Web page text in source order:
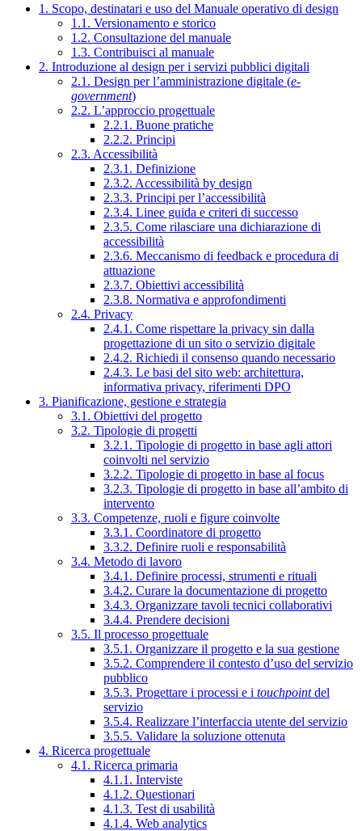
1. Scopo, destinatari e uso del Manuale operativo di design
1.1. Versionamento e storico
1.2. Consultazione del manuale
1.3. Contribuisci al manuale
2. Introduzione al design per i servizi pubblici digitali
2.1. Design per l’amministrazione digitale (e-
government)
2.2. L’approccio progettuale
2.2.1. Buone pratiche
2.2.2. Principi
2.3. Accessibilità
2.3.1. Definizione
2.3.2. Accessibilità by design
2.3.3. Principi per l’accessibilità
2.3.4. Linee guida e criteri di successo
2.3.5. Come rilasciare una dichiarazione di
accessibilità
2.3.6. Meccanismo di feedback e procedura di
attuazione
2.3.7. Obiettivi accessibilità
2.3.8. Normativa e approfondimenti
2.4. Privacy
2.4.1. Come rispettare la privacy sin dalla
progettazione di un sito o servizio digitale
2.4.2. Richiedi il consenso quando necessario
2.4.3. Le basi del sito web: architettura,
informativa privacy, riferimenti DPO
3. Pianificazione, gestione e strategia
3.1. Obiettivi del progetto
3.2. Tipologie di progetti
3.2.1. Tipologie di progetto in base agli attori
coinvolti nel servizio
3.2.2. Tipologie di progetto in base al focus
3.2.3. Tipologie di progetto in base all’ambito di
intervento
3.3. Competenze, ruoli e figure coinvolte
3.3.1. Coordinatore di progetto
3.3.2. Definire ruoli e responsabilità
3.4. Metodo di lavoro
3.4.1. Definire processi, strumenti e rituali
3.4.2. Curare la documentazione di progetto
3.4.3. Organizzare tavoli tecnici collaborativi
3.4.4. Prendere decisioni
3.5. Il processo progettuale
3.5.1. Organizzare il progetto e la sua gestione
3.5.2. Comprendere il contesto d’uso del servizio
pubblico
3.5.3. Progettare i processi e i touchpointdel
servizio
3.5.4. Realizzare l’interfaccia utente del servizio
3.5.5. Validare la soluzione ottenuta
4. Ricerca progettuale
4.1. Ricerca primaria
4.1.1. Interviste
4.1.2. Questionari
4.1.3. Test di usabilità
4.1.4. Web analytics